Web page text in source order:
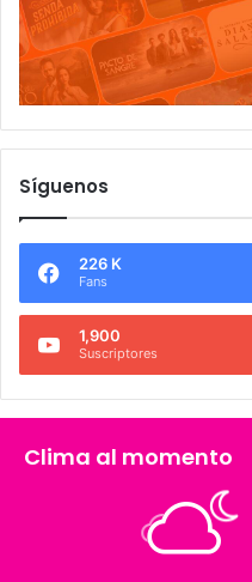
Síguenos
226 K
Fans
1,900